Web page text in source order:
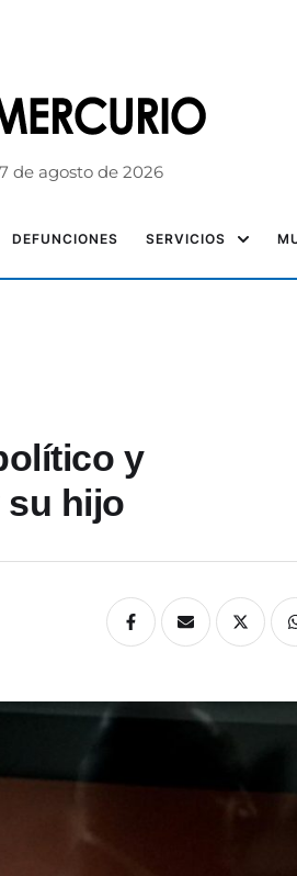
de agosto de 2026
DEFUNCIONES SERVICIOS
y
su hijo